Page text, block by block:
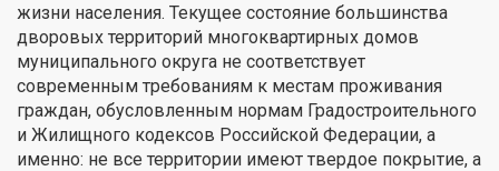
жизни населения. Текущее состояние большинства
дворовых территорий многоквартирных домов
муниципального округа не соответствует
современным требованиям к местам проживания
граждан, обусловленным нормам Градостроительного
и Жилищного кодексов Российской Федерации, а
именно: не все территории имеют твердое покрытие, а